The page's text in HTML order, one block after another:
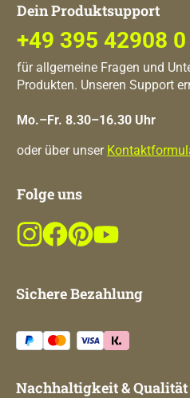
Dein Produktsupport
+49 395 42908 0
für allgemeine Fragen und
Produkten. Unseren Support
Mo.–Fr. 8.30–16.30 Uhr
oder über unser
Folge uns
Sichere Bezahlung
Nachhaltigkeit & Qualität